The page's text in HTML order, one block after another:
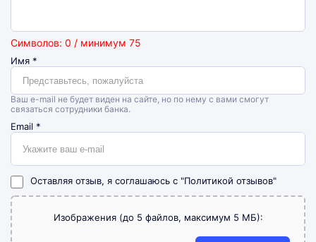
Символов: 0 / минимум 75
Имя *
Ваш e-mail не будет виден на сайте, но по нему с вами смогут
связаться сотрудники банка.
Email *
Оставляя отзыв, я соглашаюсь с "Политикой отзывов"
Изображения (до 5 файлов, максимум 5 МБ):